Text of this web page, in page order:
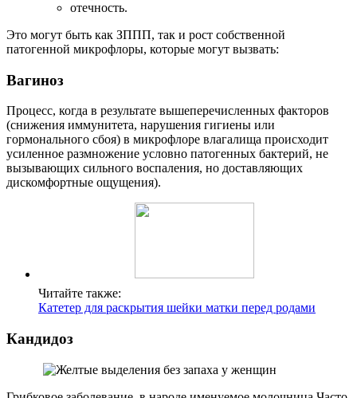
отечность.
Это могут быть как ЗППП, так и рост собственной
патогенной микрофлоры, которые могут вызвать:
Вагиноз
Процесс, когда в результате вышеперечисленных факторов
(снижения иммунитета, нарушения гигиены или
гормонального сбоя) в микрофлоре влагалища происходит
усиленное размножение условно патогенных бактерий, не
вызывающих сильного воспаления, но доставляющих
дискомфортные ощущения).
Читайте также:
Катетер для раскрытия шейки матки перед родами
Кандидоз